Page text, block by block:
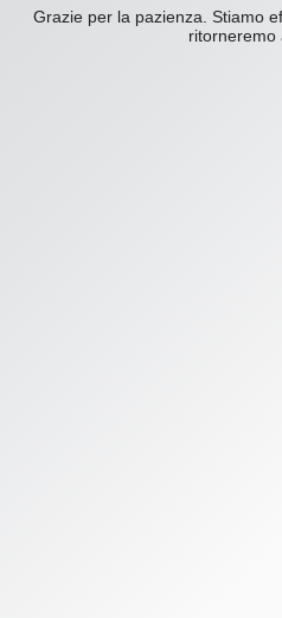
Grazie per la pazienza. Stiamo
ritorneremo